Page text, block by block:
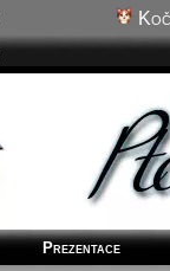
Prezentace